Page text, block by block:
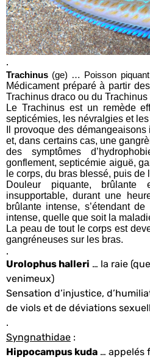
.
Trachinus (ge) … Poisson
Médicament préparé à partir
Trachinus draco ou du
Le Trachinus est un remède
septicémies, les névralgies et
Il provoque des
et, dans certains cas, une
des symptômes
gonflement, septicémie aiguë,
le corps, du bras blessé, puis de
Douleur piquante, brûlante
insupportable, durant une
brûlante intense, s’étendant
intense, quelle que soit la
La peau de tout le corps est
gangréneuses sur les bras.
.
Urolophus halleri … la raie
venimeux)
Sensation d’injustice,
de viols et de déviations
.
Syngnathidae :
Hippocampus kuda … appelés